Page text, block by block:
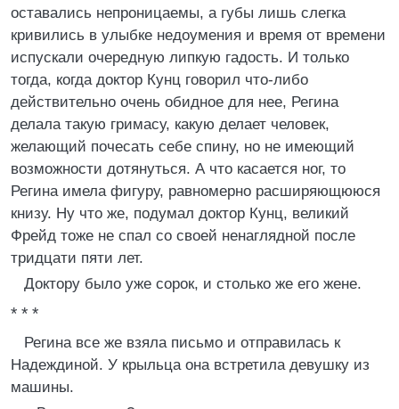
оставались непроницаемы, а губы лишь слегка
кривились в улыбке недоумения и время от времени
испускали очередную липкую гадость. И только
тогда, когда доктор Кунц говорил что-либо
действительно очень обидное для нее, Регина
делала такую гримасу, какую делает человек,
желающий почесать себе спину, но не имеющий
возможности дотянуться. А что касается ног, то
Регина имела фигуру, равномерно расширяющююся
книзу. Ну что же, подумал доктор Кунц, великий
Фрейд тоже не спал со своей ненаглядной после
тридцати пяти лет.
Доктору было уже сорок, и столько же его жене.
* * *
Регина все же взяла письмо и отправилась к
Надеждиной. У крыльца она встретила девушку из
машины.